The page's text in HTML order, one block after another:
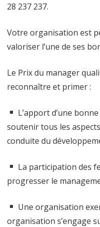
28 237 237.
Votre organisation est
valoriser l’une de ses
Le Prix du manager
reconnaître et primer :
L’apport d’une
soutenir tous les
conduite du
La participation des
progresser le
Une organisation
organisation s’engage